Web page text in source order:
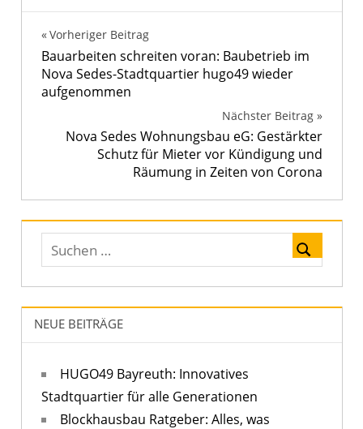
Beitragsnavigation
Vorheriger Beitrag
Bauarbeiten schreiten voran: Baubetrieb im
Nova Sedes-Stadtquartier hugo49 wieder
aufgenommen
Nächster Beitrag
Nova Sedes Wohnungsbau eG: Gestärkter
Schutz für Mieter vor Kündigung und
Räumung in Zeiten von Corona
NEUE BEITRÄGE
HUGO49 Bayreuth: Innovatives
Stadtquartier für alle Generationen
Blockhausbau Ratgeber: Alles, was